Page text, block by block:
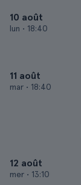
10 août
lun • 18:40
11 août
mar • 18:40
12 août
mer • 13:10